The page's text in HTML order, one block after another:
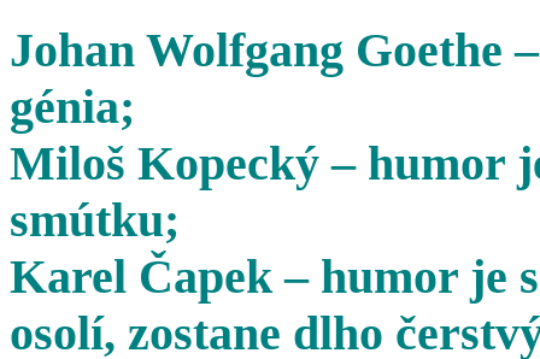
Johan Wolfgang Goethe
génia;
Miloš Kopecký – humor
smútku;
Karel Čapek – humor je
osolí, zostane dlho